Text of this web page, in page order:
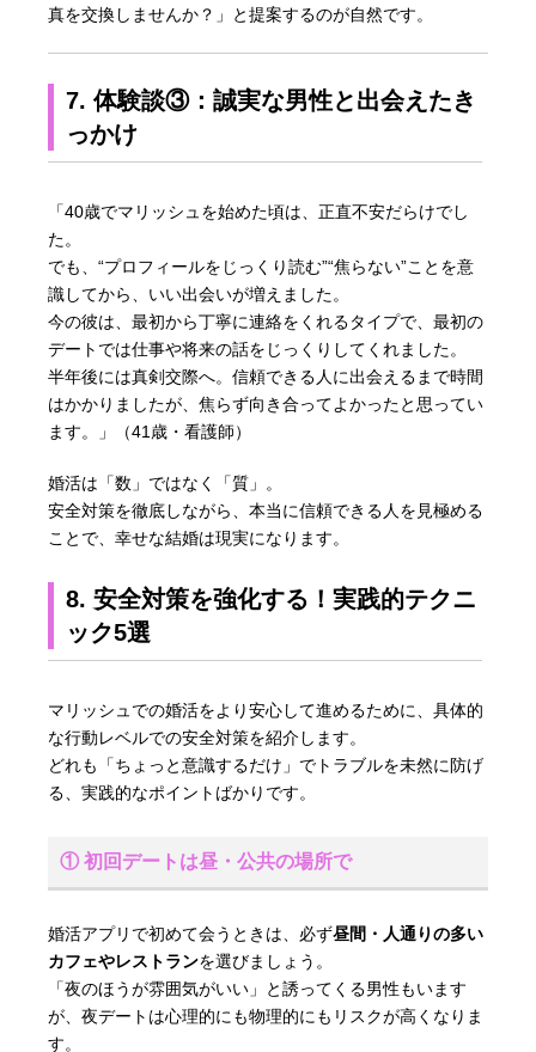
真を交換しませんか？」と提案するのが自然です。
7. 体験談③：誠実な男性と出会えたき
っかけ
「40歳でマリッシュを始めた頃は、正直不安だらけでし
た。
でも、“プロフィールをじっくり読む”“焦らない”ことを意
識してから、いい出会いが増えました。
今の彼は、最初から丁寧に連絡をくれるタイプで、最初の
デートでは仕事や将来の話をじっくりしてくれました。
半年後には真剣交際へ。信頼できる人に出会えるまで時間
はかかりましたが、焦らず向き合ってよかったと思ってい
ます。」（41歳・看護師）
婚活は「数」ではなく「質」。
安全対策を徹底しながら、本当に信頼できる人を見極める
ことで、幸せな結婚は現実になります。
8. 安全対策を強化する！実践的テクニ
ック5選
マリッシュでの婚活をより安心して進めるために、具体的
な行動レベルでの安全対策を紹介します。
どれも「ちょっと意識するだけ」でトラブルを未然に防げ
る、実践的なポイントばかりです。
① 初回デートは昼・公共の場所で
婚活アプリで初めて会うときは、必ず昼間・人通りの多い
カフェやレストランを選びましょう。
「夜のほうが雰囲気がいい」と誘ってくる男性もいます
が、夜デートは心理的にも物理的にもリスクが高くなりま
す。